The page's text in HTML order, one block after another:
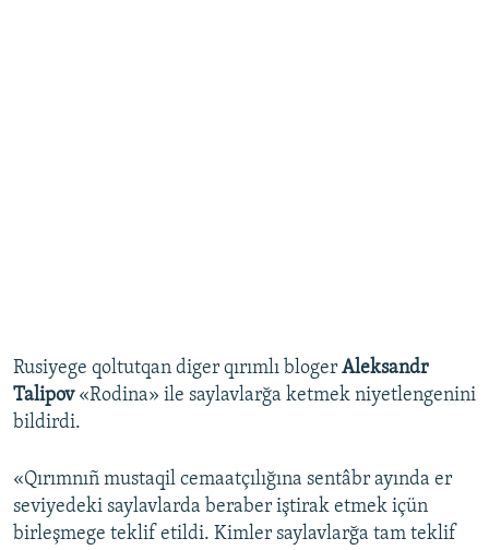
Rusiyege qoltutqan diger qırımlı bloger Aleksandr
Talipov «Rodina» ile saylavlarğa ketmek niyetlengenini
bildirdi.
«Qırımnıñ mustaqil cemaatçılığına sentâbr ayında er
seviyedeki saylavlarda beraber iştirak etmek içün
birleşmege teklif etildi. Kimler saylavlarğa tam teklif